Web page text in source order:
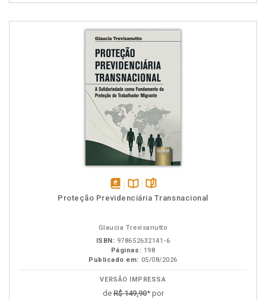
disponívelDisponível
páginas
Proteção Previdenciária Transnacional
Glaucia Trevisanutto
ISBN: 978652632141-6
Páginas: 198
Publicado em: 05/08/2026
VERSÃO IMPRESSA
deR$ 149,90* por